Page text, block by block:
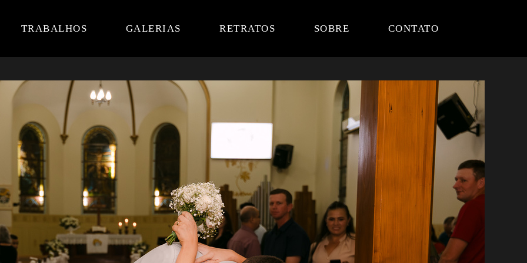
TRABALHOS GALERIAS RETRATOS SOBRE CONTATO